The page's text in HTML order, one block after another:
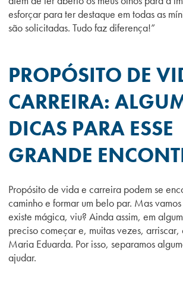
esforçar para ter destaque em todas as
são solicitadas. Tudo faz diferença!”
PROPÓSITO DE
CARREIRA:
DICAS PARA ESSE
GRANDE
Propósito de vida e carreira podem se
caminho e formar um belo par. Mas
existe mágica, viu? Ainda assim, em
preciso começar e, muitas vezes,
Maria Eduarda. Por isso, separamos
ajudar.